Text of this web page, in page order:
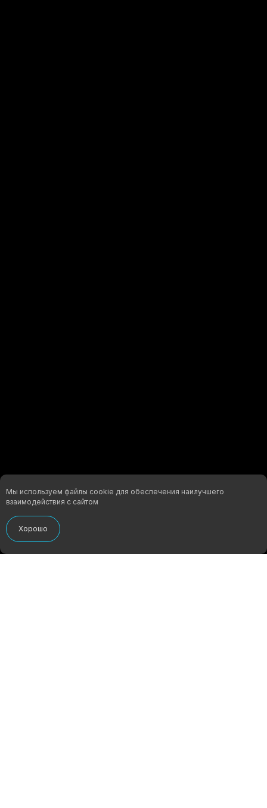
Мы используем файлы cookie для обеспечения наилучшего
взаимодействия с сайтом
Хорошо